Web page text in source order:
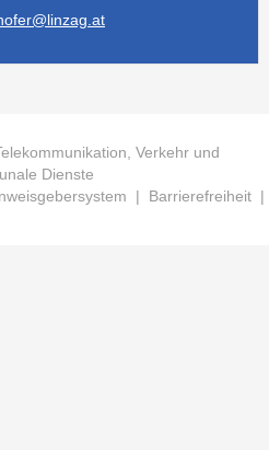
Verkehr und
Dienste
| Barrierefreiheit